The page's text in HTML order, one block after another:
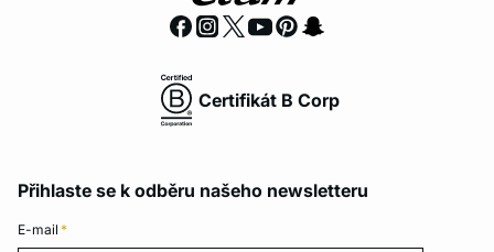
Certifikát B Corp
Přihlaste se k odběru našeho newsletteru
E-mail *